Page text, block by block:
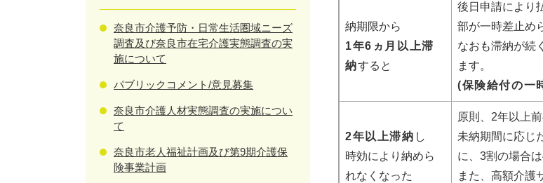
納期限から
1年6ヵ月以上滞
納すると
後日申請により
部が一時差止め
なおも滞納が続
ます。
(保険給付の一
2年以上滞納 し
時効により納めら
れなくなった
原則、2年以上
未納期間に応じ
に、3割の場合
また、高額介護
奈良市介護予防・日常生活圏域ニーズ
調査及び奈良市在宅介護実態調査の実
施について
パブリックコメント/意見募集
奈良市介護人材実態調査の実施につい
て
奈良市老人福祉計画及び第9期介護保
険事業計画